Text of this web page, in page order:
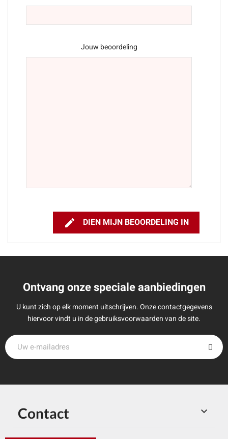
Jouw beoordeling
 DIEN MIJN BEOORDELING IN
Ontvang onze speciale aanbiedingen
U kunt zich op elk moment uitschrijven. Onze contactgegevens
hiervoor vindt u in de gebruiksvoorwaarden van de site.

Contact